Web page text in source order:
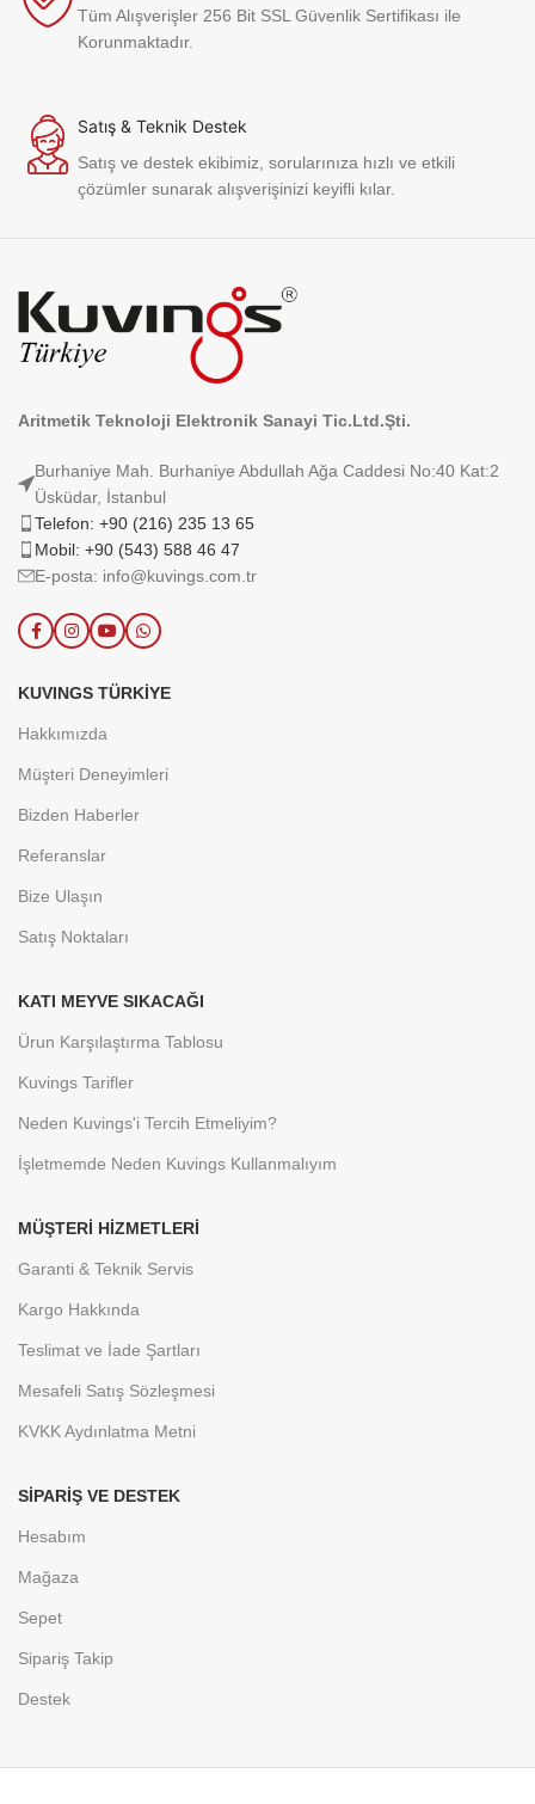
Tüm Alışverişler 256 Bit SSL Güvenlik Sertifikası ile
Korunmaktadır.
Satış & Teknik Destek
Satış ve destek ekibimiz, sorularınıza hızlı ve etkili
çözümler sunarak alışverişinizi keyifli kılar.
Aritmetik Teknoloji Elektronik Sanayi Tic.Ltd.Şti.
Burhaniye Mah. Burhaniye Abdullah Ağa Caddesi No:40 Kat:2
Üsküdar, İstanbul
Telefon: +90 (216) 235 13 65
Mobil: +90 (543) 588 46 47
E-posta: info@kuvings.com.tr
KUVINGS TÜRKIYE
Hakkımızda
Müşteri Deneyimleri
Bizden Haberler
Referanslar
Bize Ulaşın
Satış Noktaları
KATI MEYVE SIKACAĞI
Ürun Karşılaştırma Tablosu
Kuvings Tarifler
Neden Kuvings'i Tercih Etmeliyim?
İşletmemde Neden Kuvings Kullanmalıyım
MÜŞTERI HIZMETLERI
Garanti & Teknik Servis
Kargo Hakkında
Teslimat ve İade Şartları
Mesafeli Satış Sözleşmesi
KVKK Aydınlatma Metni
SIPARIŞ VE DESTEK
Hesabım
Mağaza
Sepet
Sipariş Takip
Destek